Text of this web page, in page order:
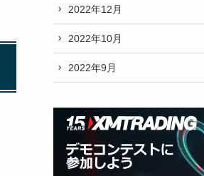
2022年12月
2022年10月
2022年9月